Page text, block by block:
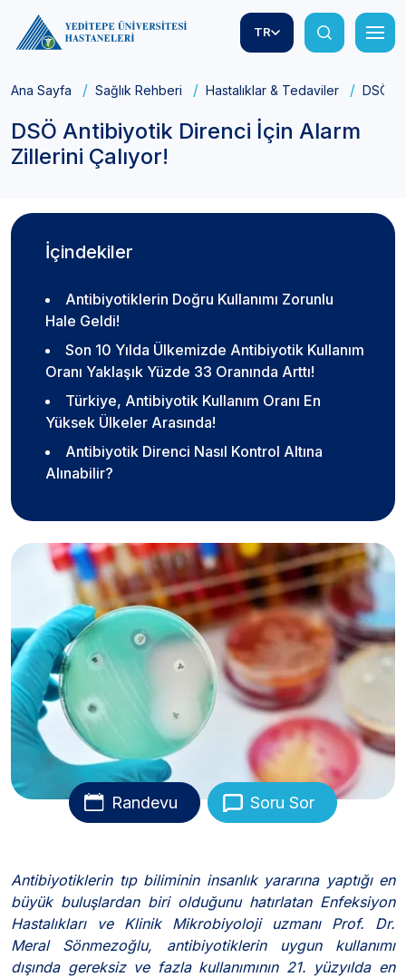
TR
Ana Sayfa Sağlık Rehberi Hastalıklar & Tedaviler DSÖ
DSÖ Antibiyotik Direnci İçin Alarm
Zillerini Çalıyor!
İçindekiler
Antibiyotiklerin Doğru Kullanımı Zorunlu
Hale Geldi!
Son 10 Yılda Ülkemizde Antibiyotik Kullanım
Oranı Yaklaşık Yüzde 33 Oranında Arttı!
Türkiye, Antibiyotik Kullanım Oranı En
Yüksek Ülkeler Arasında!
Antibiyotik Direnci Nasıl Kontrol Altına
Alınabilir?
Randevu Soru Sor
Antibiyotiklerin tıp biliminin insanlık yararına yaptığı en
büyük buluşlardan biri olduğunu hatırlatan Enfeksiyon
Hastalıkları ve Klinik Mikrobiyoloji uzmanı Prof. Dr.
Meral Sönmezoğlu, antibiyotiklerin uygun kullanımı
dışında gereksiz ve fazla kullanımının 21. yüzyılda en